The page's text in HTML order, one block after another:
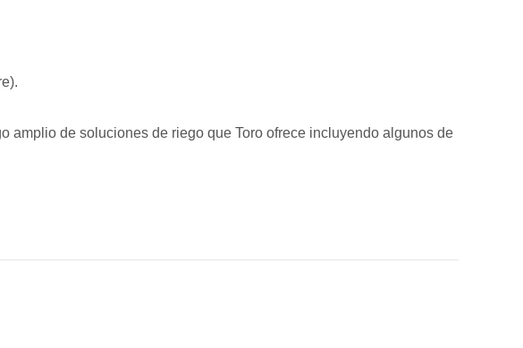
amplio de soluciones de riego que Toro ofrece incluyendo algunos de